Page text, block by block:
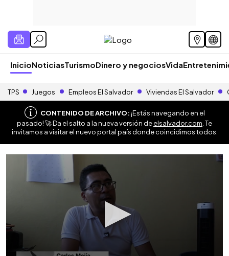
InicioNoticiasTurismoDinero y negociosVida
TPS Juegos Empleos El Salvador Viviendas El Salvador
CONTENIDO DE ARCHIVO:¡Estás navegando en el
pasado! 🚀 Da el salto a la nueva versión deelsalvador.com . Te
invitamos a visitar el nuevo portal país donde coincidimos todos.